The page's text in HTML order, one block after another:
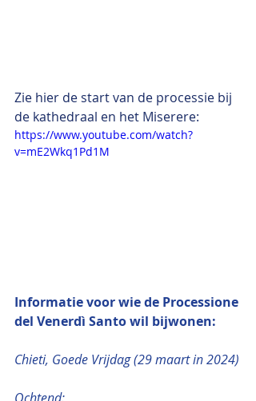
Zie hier de start van de processie bij
de kathedraal en het Miserere:
https://www.youtube.com/watch?
v=mE2Wkq1Pd1M
Informatie voor wie de Processione
del Venerdì Santo wil bijwonen:
Chieti, Goede Vrijdag (29 maart in 2024)
Ochtend: